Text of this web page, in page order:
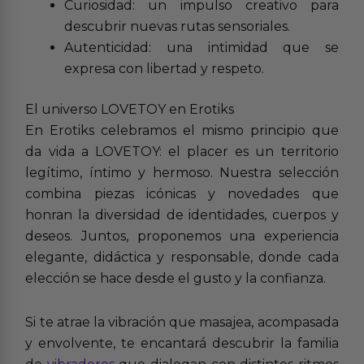
Curiosidad: un impulso creativo para
descubrir nuevas rutas sensoriales.
Autenticidad: una intimidad que se
expresa con libertad y respeto.
El universo LOVETOY en Erotiks
En Erotiks celebramos el mismo principio que
da vida a LOVETOY: el placer es un territorio
legítimo, íntimo y hermoso. Nuestra selección
combina piezas icónicas y novedades que
honran la diversidad de identidades, cuerpos y
deseos. Juntos, proponemos una experiencia
elegante, didáctica y responsable, donde cada
elección se hace desde el gusto y la confianza.
Si te atrae la vibración que masajea, acompasada
y envolvente, te encantará descubrir la familia